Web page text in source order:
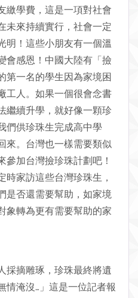
繳學費，這是一項對社會
未來持續實行，社會一定
明！這些小朋友有一個溫
會感恩！中國大陸有「 撿
第一名的學生因為家境困
工人。如果一個很會念書
繼續升學，就好像一顆珍
們供珍珠生完成高中學
來。台灣也一樣需要類似
參加台灣撿珍珠計劃吧！
時家訪這些台灣珍珠生，
是否還需要幫助，如家境
象轉為更有需要幫助的家
摘雕琢，珍珠最終將遺
情淹沒…」這是一位記者報